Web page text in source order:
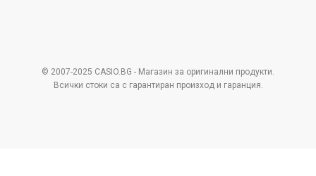
© 2007-2025 CASIO.BG - Магазин за оригинални продукти.
Всички стоки са с гарантиран произход и гаранция.